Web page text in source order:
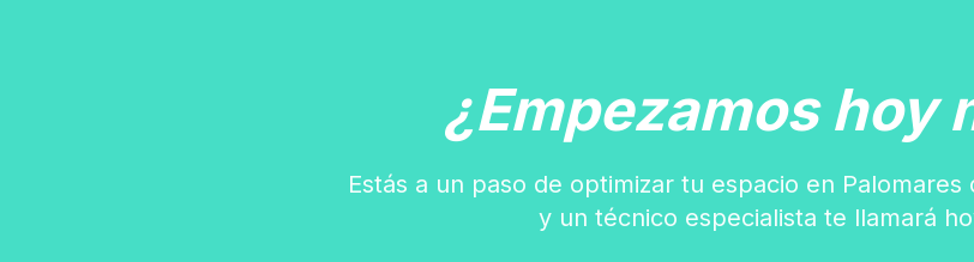
¿Empezamos hoy
Estás a un paso de optimizar tu espacio en Palomares
y un técnico especialista te llamará